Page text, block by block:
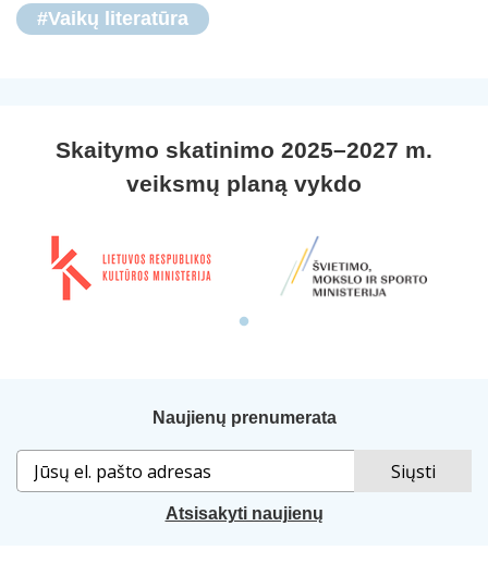
#Vaikų literatūra
Skaitymo skatinimo 2025–2027 m.
veiksmų planą vykdo
Naujienų prenumerata
Atsisakyti naujienų